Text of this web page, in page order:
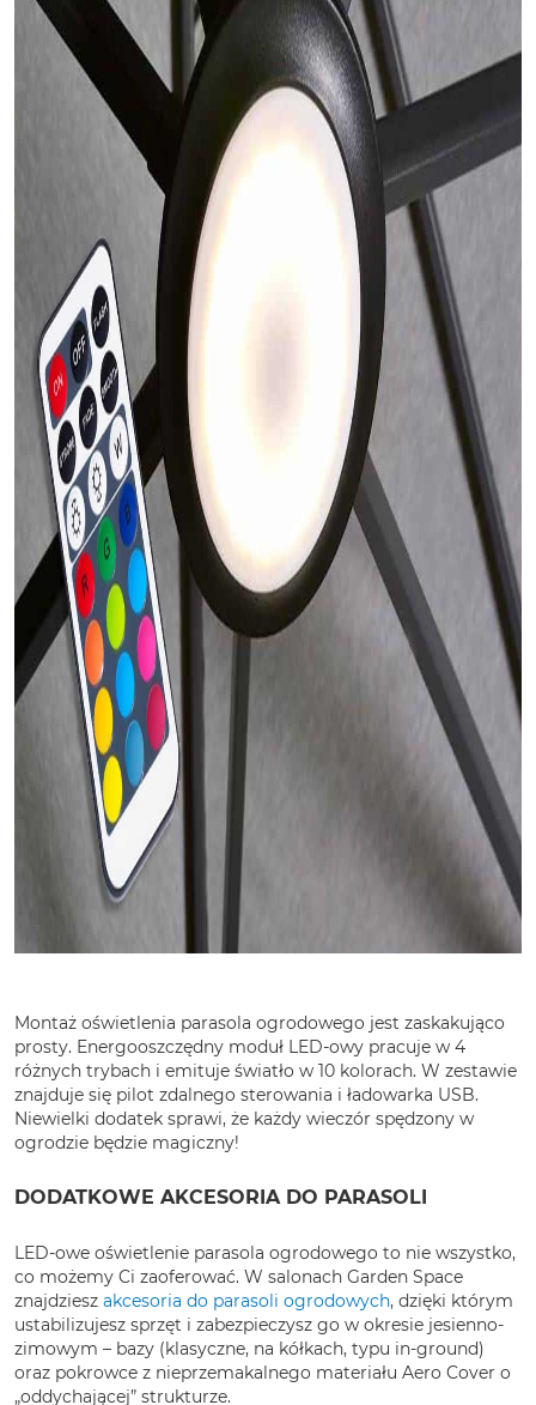
Montaż oświetlenia parasola ogrodowego jest zaskakująco
prosty. Energooszczędny moduł LED-owy pracuje w 4
różnych trybach i emituje światło w 10 kolorach. W zestawie
znajduje się pilot zdalnego sterowania i ładowarka USB.
Niewielki dodatek sprawi, że każdy wieczór spędzony w
ogrodzie będzie magiczny!
DODATKOWE AKCESORIA DO PARASOLI
LED-owe oświetlenie parasola ogrodowego to nie wszystko,
co możemy Ci zaoferować. W salonach Garden Space
znajdziesz akcesoria do parasoli ogrodowych, dzięki którym
ustabilizujesz sprzęt i zabezpieczysz go w okresie jesienno-
zimowym – bazy (klasyczne, na kółkach, typu in-ground)
oraz pokrowce z nieprzemakalnego materiału Aero Cover o
„oddychającej” strukturze.